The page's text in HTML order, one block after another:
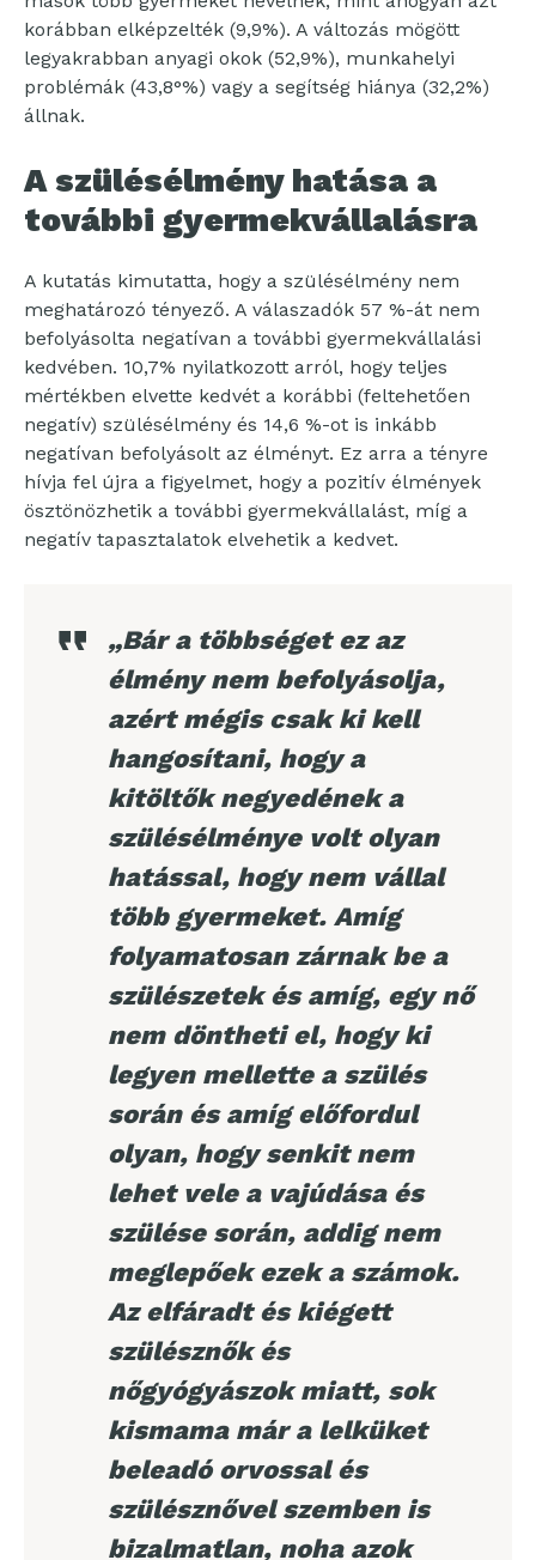
korábban elképzelték (9,9%). A változás mögött
legyakrabban anyagi okok (52,9%), munkahelyi
problémák (43,8°%) vagy a segítség hiánya (32,2%)
állnak.
A szülésélmény hatása a
további gyermekvállalásra
A kutatás kimutatta, hogy a szülésélmény nem
meghatározó tényező. A válaszadók 57 %-át nem
befolyásolta negatívan a további gyermekvállalási
kedvében. 10,7% nyilatkozott arról, hogy teljes
mértékben elvette kedvét a korábbi (feltehetően
negatív) szülésélmény és 14,6 %-ot is inkább
negatívan befolyásolt az élményt. Ez arra a tényre
hívja fel újra a figyelmet, hogy a pozitív élmények
ösztönözhetik a további gyermekvállalást, míg a
negatív tapasztalatok elvehetik a kedvet.
„Bár a többséget ez az
élmény nem befolyásolja,
azért mégis csak ki kell
hangosítani, hogy a
kitöltők negyedének a
szülésélménye volt olyan
hatással, hogy nem vállal
több gyermeket. Amíg
folyamatosan zárnak be a
szülészetek és amíg, egy nő
nem döntheti el, hogy ki
legyen mellette a szülés
során és amíg előfordul
olyan, hogy senkit nem
lehet vele a vajúdása és
szülése során, addig nem
meglepőek ezek a számok.
Az elfáradt és kiégett
szülésznők és
nőgyógyászok miatt, sok
kismama már a lelküket
beleadó orvossal és
szülésznővel szemben is
bizalmatlan, noha azok